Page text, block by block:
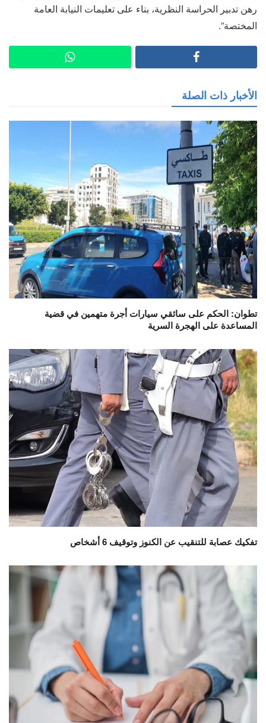
رهن تدبير الحراسة النظرية، بناء على تعليمات النيابة العامة
المختصة”.
الأخبار ذات الصلة
تطوان: الحكم على سائقي سيارات أجرة متهمين في قضية
المساعدة على الهجرة السرية
تفكيك عصابة للتنقيب عن الكنوز وتوقيف 6 أشخاص